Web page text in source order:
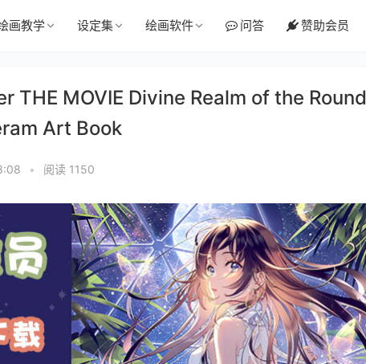
画教学 设定集 绘画软件 问答 赞助会员
THE MOVIE Divine Realm of the Round
Art Book
• 阅读 1150